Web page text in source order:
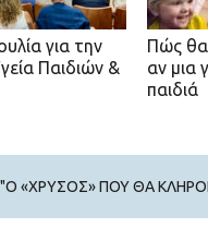
για την
Παιδιών &
Πώς θα
αν μια
παιδιά
"Ο «ΧΡΥΣΌΣ» ΠΟΥ ΘΑ